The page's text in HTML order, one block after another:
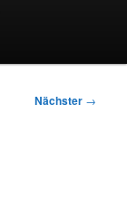
Nächster →